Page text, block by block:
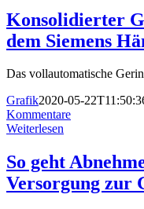
Konsolidierter
dem Siemens
Das vollautomatische
Grafik2020-05-
Kommentare
Weiterlesen
So geht
Versorgung zur